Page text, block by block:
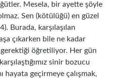
Mesela, bir ayette şöyle
Sen (kötülüğü) en güzel
Burada, karşılaşılan
çıkarken bile ne kadar
öğretiliyor. Her gün
sinir bozucu
hayata geçirmeye çalışmak,